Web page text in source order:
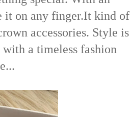
it on any finger.It kind of
accessories. Style is
a timeless fashion